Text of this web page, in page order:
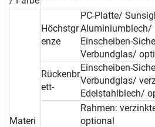
Materi
Höchstgr
enze
PC-Platte/
Aluminiumblech/
Einscheiben-
Verbundglas/
Rückenbr
ett-
Einscheiben-
Verbundglas/
Edelstahlblech/
Rahmen:
optional